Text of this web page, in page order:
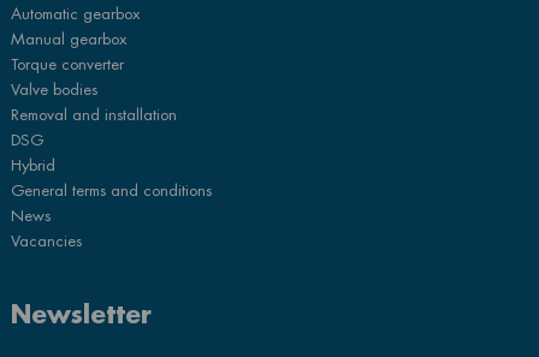
Automatic gearbox
Manual gearbox
Torque converter
Valve bodies
Removal and installation
DSG
Hybrid
General terms and conditions
News
Vacancies
Newsletter